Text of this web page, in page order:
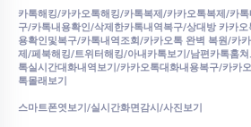
카톡해킹/카카오톡해킹/카톡복제/카카오톡복제/카
구/카톡내용확인/삭제한카톡내역복구/상대방 카카
용확인및복구/카톡내역조회/카카오톡 완벽 복원/카
제/페북해킹/트위터해킹/아내카톡보기/남편카톡훔
톡실시간대화내역보기/카카오톡대화내용복구/카카
톡몰래보기
스마트폰엿보기/실시간화면감시/사진보기